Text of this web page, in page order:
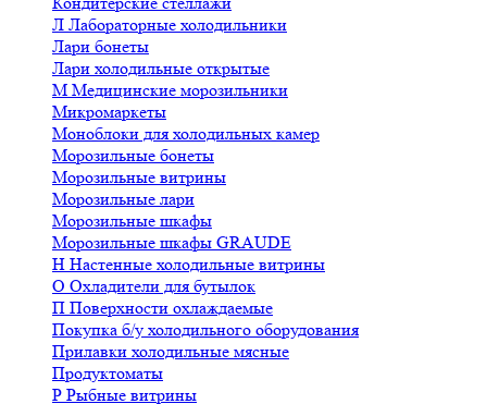
Л Лабораторные холодильники
Лари бонеты
Лари холодильные открытые
М Медицинские морозильники
Микромаркеты
Моноблоки для холодильных камер
Морозильные бонеты
Морозильные витрины
Морозильные лари
Морозильные шкафы
Морозильные шкафы GRAUDE
Н Настенные холодильные витрины
О Охладители для бутылок
П Поверхности охлаждаемые
Покупка б/у холодильного оборудования
Прилавки холодильные мясные
Продуктоматы
Р Рыбные витрины